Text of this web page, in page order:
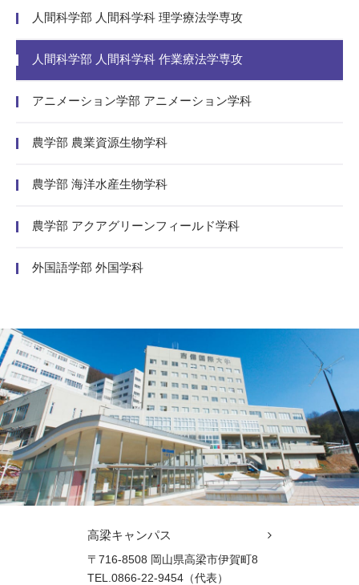
人間科学部 人間科学科 理学療法学専攻
人間科学部 人間科学科 作業療法学専攻
アニメーション学部 アニメーション学科
農学部 農業資源生物学科
農学部 海洋水産生物学科
農学部 アクアグリーンフィールド学科
外国語学部 外国学科
高梁キャンパス
〒716-8508 岡山県高梁市伊賀町8
TEL.0866-22-9454（代表）